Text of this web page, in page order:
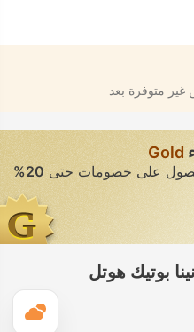
غير متوفرة بعد
Gold
على خصومات حتى20%
بوتيك هوتل